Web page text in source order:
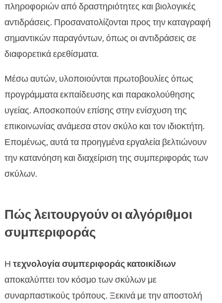
πληροφοριών από δραστηριότητες και βιολογικές
αντιδράσεις. Προσανατολίζονται προς την καταγραφή
σημαντικών παραγόντων, όπως οι αντιδράσεις σε
διαφορετικά ερεθίσματα.
Μέσω αυτών, υλοποιούνται πρωτοβουλίες όπως
προγράμματα εκπαίδευσης και παρακολούθησης
υγείας. Αποσκοπούν επίσης στην ενίσχυση της
επικοινωνίας ανάμεσα στον σκύλο και τον ιδιοκτήτη.
Επομένως, αυτά τα προηγμένα εργαλεία βελτιώνουν
την κατανόηση και διαχείριση της συμπεριφοράς των
σκύλων.
Πώς λειτουργούν οι αλγόριθμοι
συμπεριφοράς
Η τεχνολογία συμπεριφοράς κατοικίδιων
αποκαλύπτει τον κόσμο των σκύλων με
συναρπαστικούς τρόπους. Ξεκινά με την αποστολή